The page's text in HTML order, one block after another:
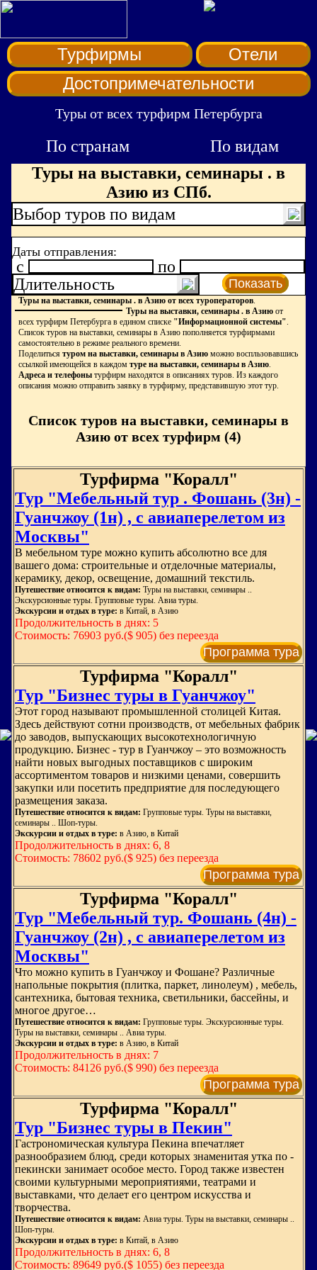
Турфирмы
Отели
Достопримечательности
Туры от всех турфирм Петербурга
По странам
По видам
Туры на выставки, семинары . в
Азию из СПб.
Выбор туров по видам
Даты отправления:
c
по
Длительность
Показать
Туры на выставки, семинары . в Азию от всех туроператоров.
Туры на выставки, семинары . в Азию от
всех турфирм Петербурга в едином списке "Информационной системы".
Список туров на выставки, семинары в Азию пополняется турфирмами
самостоятельно в режиме реального времени.
Поделиться туром на выставки, семинары в Азию можно воспльзовавшись
ссылкой имеющейся в каждом туре на выставки, семинары в Азию.
Адреса и телефоны турфирм находятся в описаниях туров. Из каждого
описания можно отправить заявку в турфирму, представившую этот тур.
Список туров на выставки, семинары в
Азию от всех турфирм (4)
Турфирма "Коралл"
Тур "Мебельный тур . Фошань (3н) -
Гуанчжоу (1н) , с авиаперелетом из
Москвы"
В мебельном туре можно купить абсолютно все для
вашего дома: строительные и отделочные материалы,
керамику, декор, освещение, домашний текстиль.
Путешествие относится к видам: Туры на выставки, семинары ..
Экскурсионные туры. Групповые туры. Авиа туры.
Экскурсии и отдых в туре: в Китай, в Азию
Продолжительность в днях: 5
Стоимость: 76903 руб.($ 905) без переезда
Программа тура
Турфирма "Коралл"
Тур "Бизнес туры в Гуанчжоу"
Этот город называют промышленной столицей Китая.
Здесь действуют сотни производств, от мебельных фабрик
до заводов, выпускающих высокотехнологичную
продукцию. Бизнес - тур в Гуанчжоу – это возможность
найти новых выгодных поставщиков с широким
ассортиментом товаров и низкими ценами, совершить
закупки или посетить предприятие для последующего
размещения заказа.
Путешествие относится к видам: Групповые туры. Туры на выставки,
семинары .. Шоп-туры.
Экскурсии и отдых в туре: в Азию, в Китай
Продолжительность в днях: 6, 8
Стоимость: 78602 руб.($ 925) без переезда
Программа тура
Турфирма "Коралл"
Тур "Мебельный тур. Фошань (4н) -
Гуанчжоу (2н) , с авиаперелетом из
Москвы"
Что можно купить в Гуанчжоу и Фошане? Различные
напольные покрытия (плитка, паркет, линолеум) , мебель,
сантехника, бытовая техника, светильники, бассейны, и
многое другое…
Путешествие относится к видам: Групповые туры. Экскурсионные туры.
Туры на выставки, семинары .. Авиа туры.
Экскурсии и отдых в туре: в Азию, в Китай
Продолжительность в днях: 7
Стоимость: 84126 руб.($ 990) без переезда
Программа тура
Турфирма "Коралл"
Тур "Бизнес туры в Пекин"
Гастрономическая культура Пекина впечатляет
разнообразием блюд, среди которых знаменитая утка по -
пекински занимает особое место. Город также известен
своими культурными мероприятиями, театрами и
выставками, что делает его центром искусства и
творчества.
Путешествие относится к видам: Авиа туры. Туры на выставки, семинары ..
Шоп-туры.
Экскурсии и отдых в туре: в Китай, в Азию
Продолжительность в днях: 6, 8
Стоимость: 89649 руб.($ 1055) без переезда